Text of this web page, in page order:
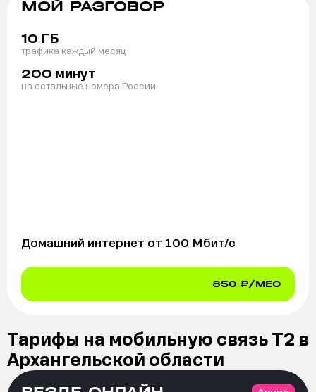
МОЙ РАЗГОВОР
10 ГБ
трафика каждый месяц
200 минут
на остальные номера России
Домашний интернет от 100 Мбит/с
850 ₽/МЕС
Тарифы на мобильную связь Т2 в
Архангельской области